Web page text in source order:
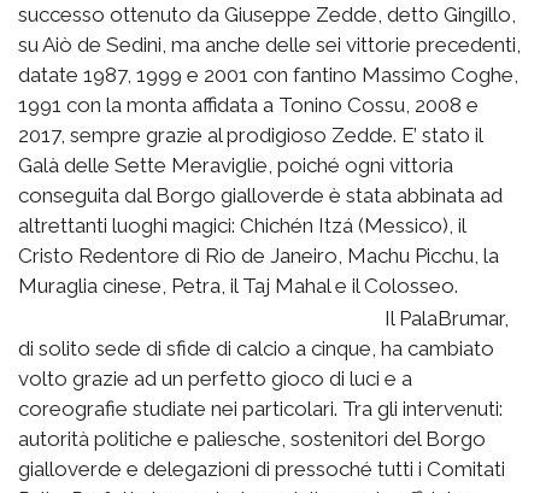
successo ottenuto da Giuseppe Zedde, detto Gingillo,
su Aiò de Sedini, ma anche delle sei vittorie precedenti,
datate 1987, 1999 e 2001 con fantino Massimo Coghe,
1991 con la monta affidata a Tonino Cossu, 2008 e
2017, sempre grazie al prodigioso Zedde. E’ stato il
Galà delle Sette Meraviglie, poiché ogni vittoria
conseguita dal Borgo gialloverde è stata abbinata ad
altrettanti luoghi magici: Chichén Itzá (Messico), il
Cristo Redentore di Rio de Janeiro, Machu Picchu, la
Muraglia cinese, Petra, il Taj Mahal e il Colosseo.
Il PalaBrumar,
di solito sede di sfide di calcio a cinque, ha cambiato
volto grazie ad un perfetto gioco di luci e a
coreografie studiate nei particolari. Tra gli intervenuti:
autorità politiche e paliesche, sostenitori del Borgo
gialloverde e delegazioni di pressoché tutti i Comitati